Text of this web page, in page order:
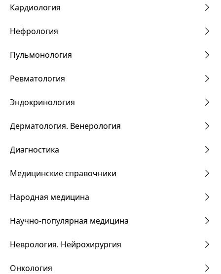
Кардиология
Нефрология
Пульмонология
Ревматология
Эндокринология
Дерматология. Венерология
Диагностика
Медицинские справочники
Народная медицина
Научно-популярная медицина
Неврология. Нейрохирургия
Онкология